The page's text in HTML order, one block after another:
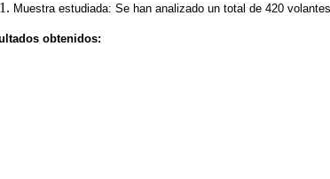
Muestra estudiada: Se han analizado un total de 420
obtenidos: